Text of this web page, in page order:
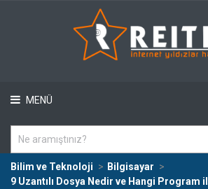
MENÜ
Bilim ve Teknoloji
Bilgisayar
9 Uzantılı Dosya Nedir ve Hangi Program